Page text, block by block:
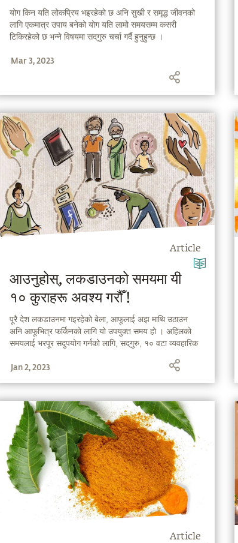
योग किन यति लोकप्रिय भइरहेको छ अनि सुखी र समृद्ध जीवनको
लागि एकमात्र उपाय बनेको योग यति लामो समयसम्म कसरी
टिकिरहेको छ भन्ने विषयमा सद्‌गुरु चर्चा गर्दै हुनुहुन्छ ।
Mar 3, 2023
Article
आउनुहोस्, लकडाउनको समयमा यी
१० कुराहरू अवश्य गरौँ !
पूरै देश लकडाउनमा गइरहेको बेला, आफूलाई अझ माथि उठाउन
अनि आफूभित्र फर्किनको लागि यो उपयुक्त समय हो । अहिलको
समयलाई भरपूर सदुपयोग गर्नको लागि, सद्‌गुरु, १० वटा व्यवहारिक
Jan 2, 2023
Article